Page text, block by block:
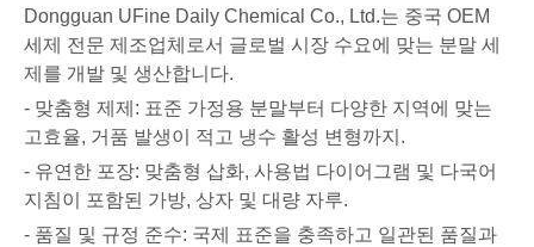
Dongguan UFine Daily Chemical Co., Ltd.는 중국 OEM
세제 전문 제조업체로서 글로벌 시장 수요에 맞는 분말 세
제를 개발 및 생산합니다.
- 맞춤형 제제: 표준 가정용 분말부터 다양한 지역에 맞는
고효율, 거품 발생이 적고 냉수 활성 변형까지.
- 유연한 포장: 맞춤형 삽화, 사용법 다이어그램 및 다국어
지침이 포함된 가방, 상자 및 대량 자루.
- 품질 및 규정 준수: 국제 표준을 충족하고 일관된 품질과